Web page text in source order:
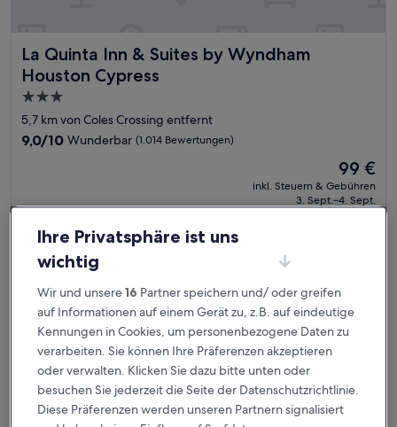
La Quinta Inn & Suites by Wyndham
Houston Cypress
La Quinta Inn & Suites by Wyndham Houston Cypress
3.0-
Sterne-
Unterkunft
5,7 km von Coles Crossing entfernt
9.0
(1.014
9,0/10 Wunderbar (1.014 Bewertungen)
Der
Preis
beträgt
99 €
99 €
inkl. Steuern & Gebühren
3. Sept.–4. Sept.
Holiday Inn Express & Suites Houston NW - Hwy 290
Ihre Privatsphäre ist uns
wichtig
Wir und unsere16 Partner speichern und/ oder greifen
auf Informationen auf einem Gerät zu, z.B. auf eindeutige
Kennungen in Cookies, um personenbezogene Daten zu
verarbeiten. Sie können Ihre Präferenzen akzeptieren
oder verwalten. Klicken Sie dazu bitte unten oder
besuchen Sie jederzeit die Seite der Datenschutzrichtlinie.
Diese Präferenzen werden unseren Partnern signalisiert